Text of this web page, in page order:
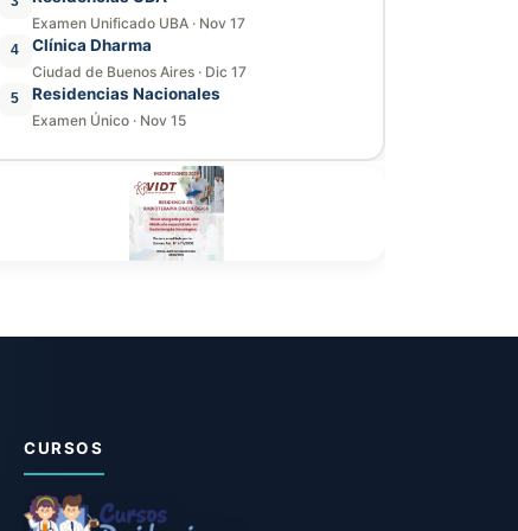
Examen Unificado UBA · Nov 17
4 Clínica Dharma
Ciudad de Buenos Aires · Dic 17
5 Residencias Nacionales
Examen Único · Nov 15
CURSOS